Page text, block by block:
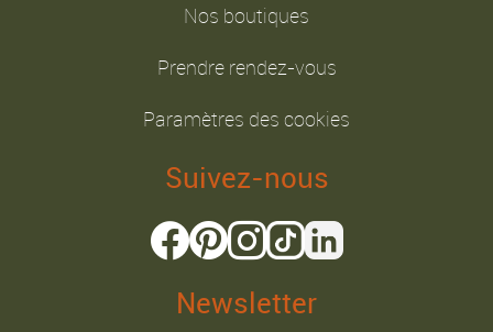
Nos boutiques
Prendre rendez-vous
Paramètres des cookies
Suivez-nous
Newsletter